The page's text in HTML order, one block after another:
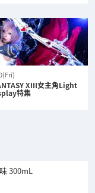
XIII女主角Light
特集
300mL